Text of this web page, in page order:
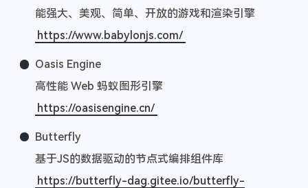
能强大、美观、简单、开放的游戏和渲染引擎
https://www.babylonjs.com/
Oasis Engine
高性能 Web 蚂蚁图形引擎
https://oasisengine.cn/
Butterfly
基于JS的数据驱动的节点式编排组件库
https://butterfly-dag.gitee.io/butterfly-